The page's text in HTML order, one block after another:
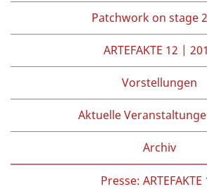
Patchwork on stage
ARTEFAKTE 12 |
Vorstellungen
Aktuelle
Archiv
Presse: ARTEFAKTE